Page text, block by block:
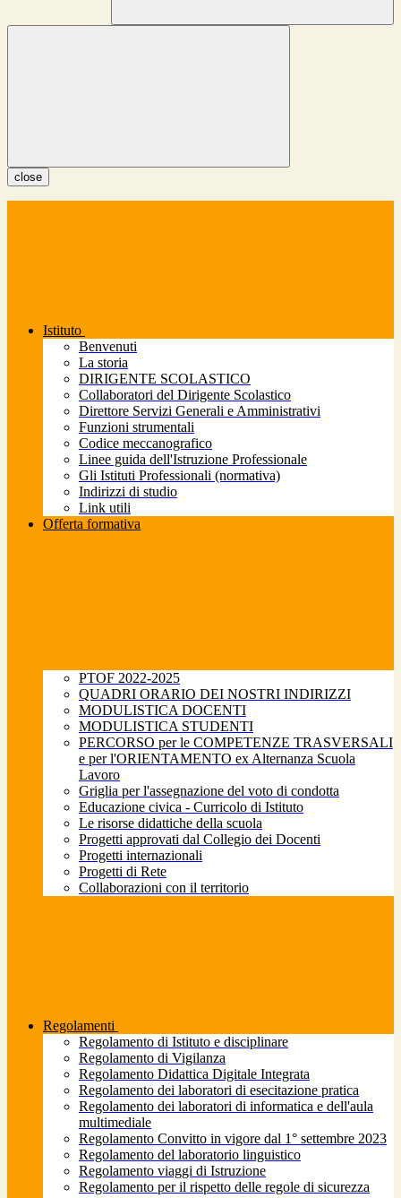
close
Istituto
Benvenuti
La storia
DIRIGENTE SCOLASTICO
Collaboratori del Dirigente Scolastico
Direttore Servizi Generali e Amministrativi
Funzioni strumentali
Codice meccanografico
Linee guida dell'Istruzione Professionale
Gli Istituti Professionali (normativa)
Indirizzi di studio
Link utili
Offerta formativa
PTOF 2022-2025
QUADRI ORARIO DEI NOSTRI INDIRIZZI
MODULISTICA DOCENTI
MODULISTICA STUDENTI
PERCORSO per le COMPETENZE TRASVERSALI
e per l'ORIENTAMENTO ex Alternanza Scuola
Lavoro
Griglia per l'assegnazione del voto di condotta
Educazione civica - Curricolo di Istituto
Le risorse didattiche della scuola
Progetti approvati dal Collegio dei Docenti
Progetti internazionali
Progetti di Rete
Collaborazioni con il territorio
Regolamenti
Regolamento di Istituto e disciplinare
Regolamento di Vigilanza
Regolamento Didattica Digitale Integrata
Regolamento dei laboratori di esecitazione pratica
Regolamento dei laboratori di informatica e dell'aula
multimediale
Regolamento Convitto in vigore dal 1° settembre 2023
Regolamento del laboratorio linguistico
Regolamento viaggi di Istruzione
Regolamento per il rispetto delle regole di sicurezza